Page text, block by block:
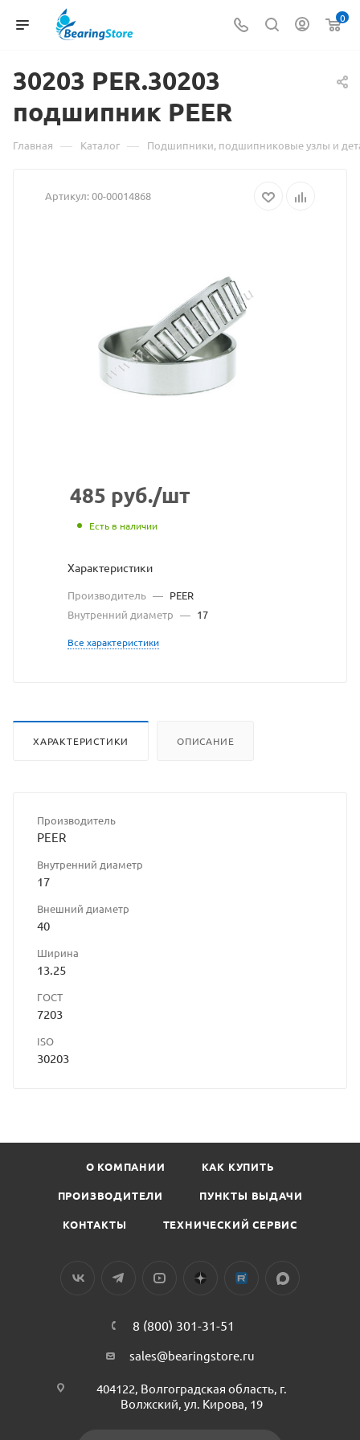
0
30203 PER.30203 Материал
о
товаре
PER.30203
PEER
взят
с
сайта
https://
по
подшипник PEER
Главная — Каталог — Подшипники, подшипниковые узлы и
Артикул:00-00014868
485 руб./шт
Есть в наличии
Характеристики
Производитель — PEER
Внутренний диаметр — 17
Все характеристики
ХАРАКТЕРИСТИКИ ОПИСАНИЕ
Производитель
PEER
Внутренний диаметр
17
Внешний диаметр
40
Ширина
13.25
ГОСТ
7203
ISO
30203
О КОМПАНИИ КАК КУПИТЬ
ПРОИЗВОДИТЕЛИ ПУНКТЫ ВЫДАЧИ
КОНТАКТЫ ТЕХНИЧЕСКИЙ СЕРВИС
8 (800) 301-31-51
sales@bearingstore.ru
404122, Волгоградская область, г.
Волжский, ул. Кирова, 19